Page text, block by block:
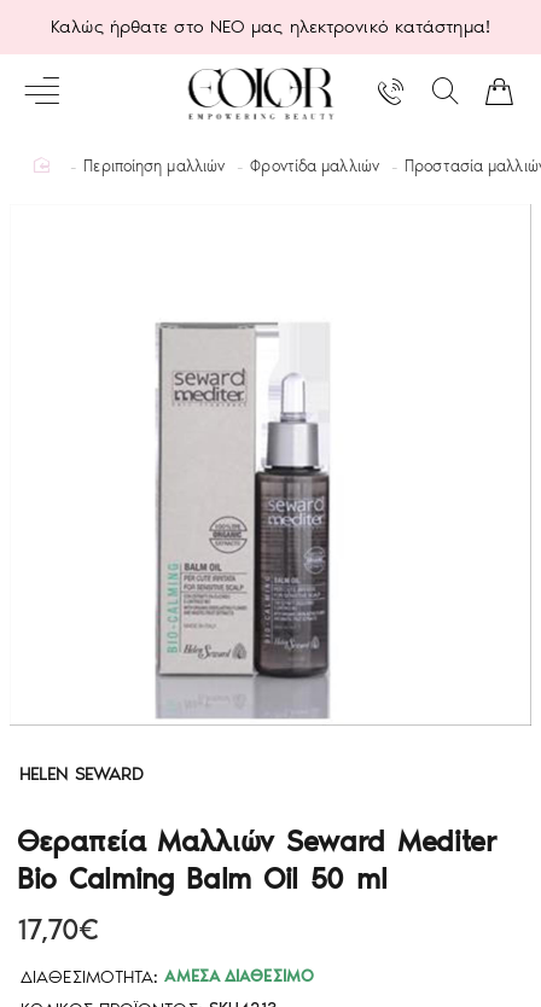
Καλώς ήρθατε στο ΝΕΟ μας ηλεκτρονικό κατάστημα!
homeΠεριποίηση μαλλιών Φροντίδα μαλλιών Προστασία
HELEN SEWARD
Θεραπεία Μαλλιών Seward Mediter
Bio Calming Balm Oil 50 ml
ΔΙΑΘΕΣΙΜΌΤΗΤΑ: ΆΜΕΣΑ ΔΙΑΘΈΣΙΜΟ
17,70€